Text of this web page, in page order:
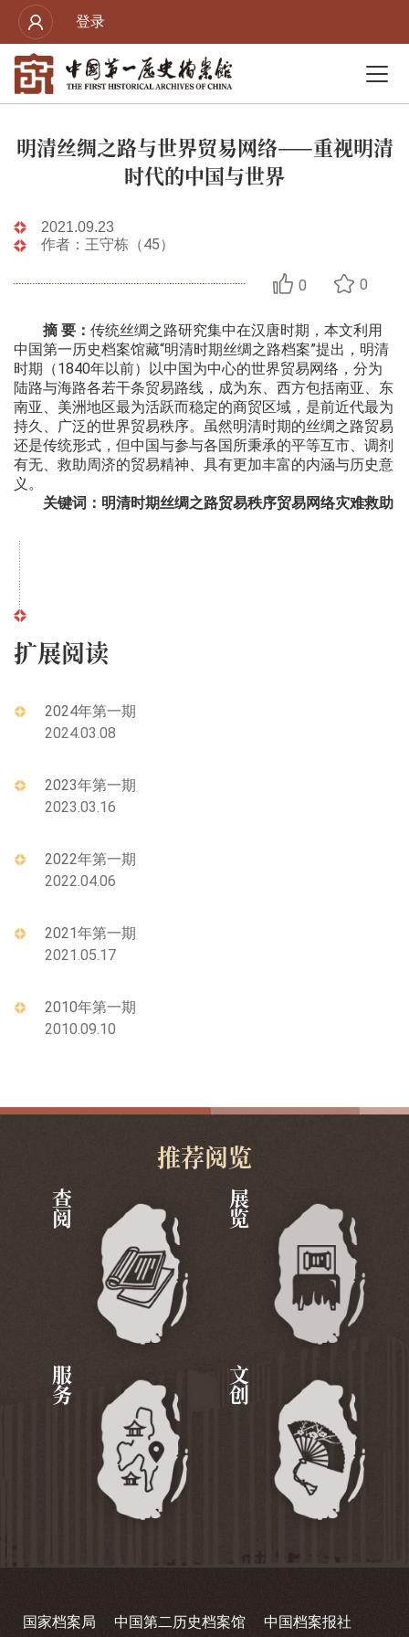
登录
明清丝绸之路与世界贸易网络——重视明清
时代的中国与世界
2021.09.23
作者：王守栋（45）
0 0
摘 要： 传统丝绸之路研究集中在汉唐时期，本文利用
中国第一历史档案馆藏“明清时期丝绸之路档案”提出，明清
时期（1840年以前）以中国为中心的世界贸易网络，分为
陆路与海路各若干条贸易路线，成为东、西方包括南亚、东
南亚、美洲地区最为活跃而稳定的商贸区域，是前近代最为
持久、广泛的世界贸易秩序。虽然明清时期的丝绸之路贸易
还是传统形式，但中国与参与各国所秉承的平等互市、调剂
有无、救助周济的贸易精神、具有更加丰富的内涵与历史意
义。
关键词：明清时期丝绸之路贸易秩序贸易网络灾难救助
扩展阅读
2024年第一期
2024.03.08
2023年第一期
2023.03.16
2022年第一期
2022.04.06
2021年第一期
2021.05.17
2010年第一期
2010.09.10
推荐阅览
查阅 展览
服务 文创
国家档案局 中国第二历史档案馆 中国档案报社